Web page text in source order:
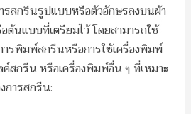
สกรีนรูปแบบหรือตัวอักษรลงบนผ้า
ต้นแบบที่เตรียมไว้ โดยสามารถใช้
รพิมพ์สกรีนหรือการใช้เครื่องพิมพ์
สกรีน หรือเครื่องพิมพ์อื่น ๆ ที่เหมาะ
การสกรีน: